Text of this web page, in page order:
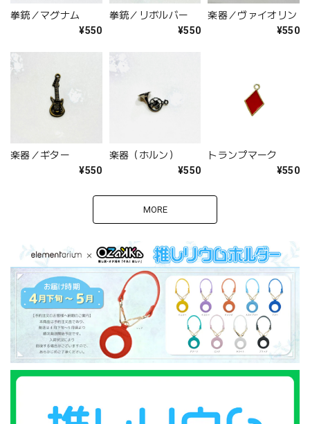
拳銃／マグナム
¥550
拳銃／リボルバー
¥550
楽器／ヴァイオリン
¥550
楽器／ギター
¥550
楽器（ホルン）
¥550
トランプマーク
¥550
MORE